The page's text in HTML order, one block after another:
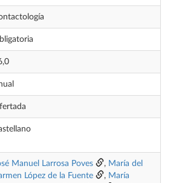
Manuel Larrosa Poves , María del
López de la Fuente
, María